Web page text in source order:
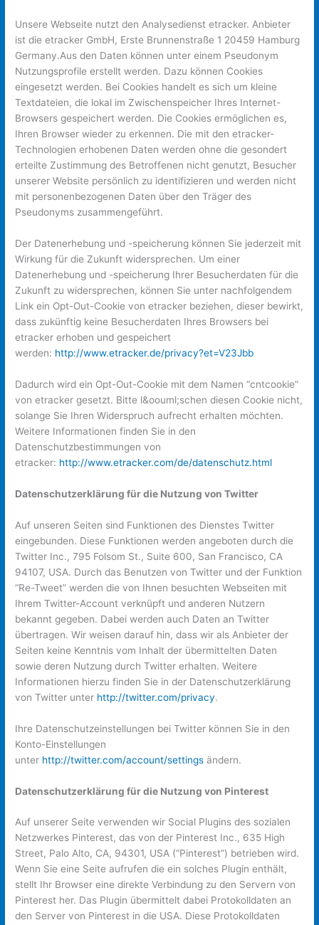
Unsere Webseite nutzt den Analysedienst etracker. Anbieter
ist die etracker GmbH, Erste Brunnenstraße 1 20459 Hamburg
Germany.Aus den Daten können unter einem Pseudonym
Nutzungsprofile erstellt werden. Dazu können Cookies
eingesetzt werden. Bei Cookies handelt es sich um kleine
Textdateien, die lokal im Zwischenspeicher Ihres Internet-
Browsers gespeichert werden. Die Cookies ermöglichen es,
Ihren Browser wieder zu erkennen. Die mit den etracker-
Technologien erhobenen Daten werden ohne die gesondert
erteilte Zustimmung des Betroffenen nicht genutzt, Besucher
unserer Website persönlich zu identifizieren und werden nicht
mit personenbezogenen Daten über den Träger des
Pseudonyms zusammengeführt.
Der Datenerhebung und -speicherung können Sie jederzeit mit
Wirkung für die Zukunft widersprechen. Um einer
Datenerhebung und -speicherung Ihrer Besucherdaten für die
Zukunft zu widersprechen, können Sie unter nachfolgendem
Link ein Opt-Out-Cookie von etracker beziehen, dieser bewirkt,
dass zukünftig keine Besucherdaten Ihres Browsers bei
etracker erhoben und gespeichert
werden: http://www.etracker.de/privacy?et=V23Jbb
Dadurch wird ein Opt-Out-Cookie mit dem Namen “cntcookie”
von etracker gesetzt. Bitte l&oouml;schen diesen Cookie nicht,
solange Sie Ihren Widerspruch aufrecht erhalten möchten.
Weitere Informationen finden Sie in den
Datenschutzbestimmungen von
etracker: http://www.etracker.com/de/datenschutz.html
Datenschutzerklärung für die Nutzung von Twitter
Auf unseren Seiten sind Funktionen des Dienstes Twitter
eingebunden. Diese Funktionen werden angeboten durch die
Twitter Inc., 795 Folsom St., Suite 600, San Francisco, CA
94107, USA. Durch das Benutzen von Twitter und der Funktion
“Re-Tweet” werden die von Ihnen besuchten Webseiten mit
Ihrem Twitter-Account verknüpft und anderen Nutzern
bekannt gegeben. Dabei werden auch Daten an Twitter
übertragen. Wir weisen darauf hin, dass wir als Anbieter der
Seiten keine Kenntnis vom Inhalt der übermittelten Daten
sowie deren Nutzung durch Twitter erhalten. Weitere
Informationen hierzu finden Sie in der Datenschutzerklärung
von Twitter unter http://twitter.com/privacy.
Ihre Datenschutzeinstellungen bei Twitter können Sie in den
Konto-Einstellungen
unter http://twitter.com/account/settings ändern.
Datenschutzerklärung für die Nutzung von Pinterest
Auf unserer Seite verwenden wir Social Plugins des sozialen
Netzwerkes Pinterest, das von der Pinterest Inc., 635 High
Street, Palo Alto, CA, 94301, USA (“Pinterest”) betrieben wird.
Wenn Sie eine Seite aufrufen die ein solches Plugin enthält,
stellt Ihr Browser eine direkte Verbindung zu den Servern von
Pinterest her. Das Plugin übermittelt dabei Protokolldaten an
den Server von Pinterest in die USA. Diese Protokolldaten